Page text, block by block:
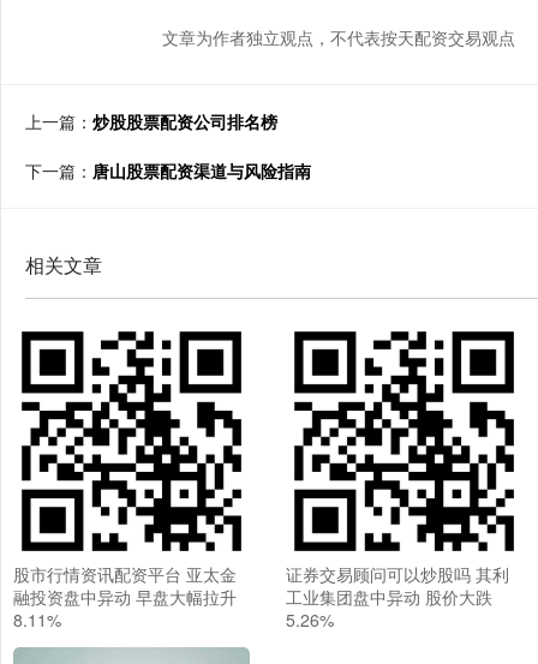
文章为作者独立观点，不代表按天配资交易观点
上一篇： 炒股股票配资公司排名榜
下一篇： 唐山股票配资渠道与风险指南
相关文章
股市行情资讯配资平台 亚太金
融投资盘中异动 早盘大幅拉升
8.11%
证券交易顾问可以炒股吗 其利
工业集团盘中异动 股价大跌
5.26%